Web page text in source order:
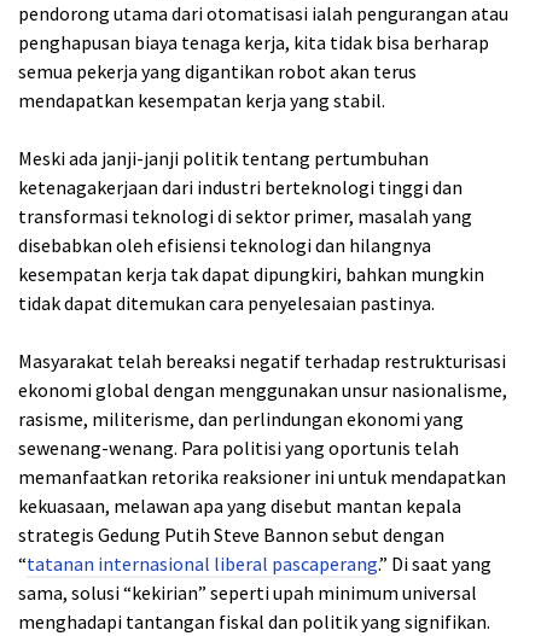
pendorong utama dari otomatisasi ialah pengurangan atau
penghapusan biaya tenaga kerja, kita tidak bisa berharap
semua pekerja yang digantikan robot akan terus
mendapatkan kesempatan kerja yang stabil.
Meski ada janji-janji politik tentang pertumbuhan
ketenagakerjaan dari industri berteknologi tinggi dan
transformasi teknologi di sektor primer, masalah yang
disebabkan oleh efisiensi teknologi dan hilangnya
kesempatan kerja tak dapat dipungkiri, bahkan mungkin
tidak dapat ditemukan cara penyelesaian pastinya.
Masyarakat telah bereaksi negatif terhadap restrukturisasi
ekonomi global dengan menggunakan unsur nasionalisme,
rasisme, militerisme, dan perlindungan ekonomi yang
sewenang-wenang. Para politisi yang oportunis telah
memanfaatkan retorika reaksioner ini untuk mendapatkan
kekuasaan, melawan apa yang disebut mantan kepala
strategis Gedung Putih Steve Bannon sebut dengan
“tatanan internasional liberal pascaperang.” Di saat yang
sama, solusi “kekirian” seperti upah minimum universal
menghadapi tantangan fiskal dan politik yang signifikan.